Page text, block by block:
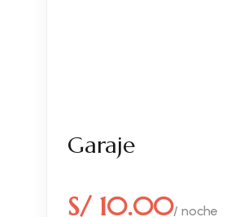
Garaje
S/ 10.00/ noche